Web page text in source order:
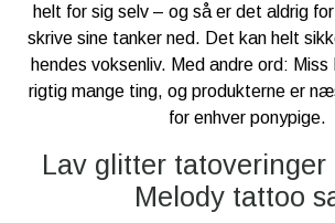
helt for sig selv – og så er det aldrig
skrive sine tanker ned. Det kan helt
hendes voksenliv. Med andre ord:
rigtig mange ting, og produkterne er
for enhver ponypige.
Lav glitter tatoveringer
Melody tattoo